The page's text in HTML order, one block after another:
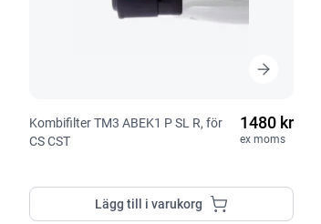
Kombifilter TM3 ABEK1 P SL R, för
CS CST
1480 kr
ex moms
Lägg till i varukorg